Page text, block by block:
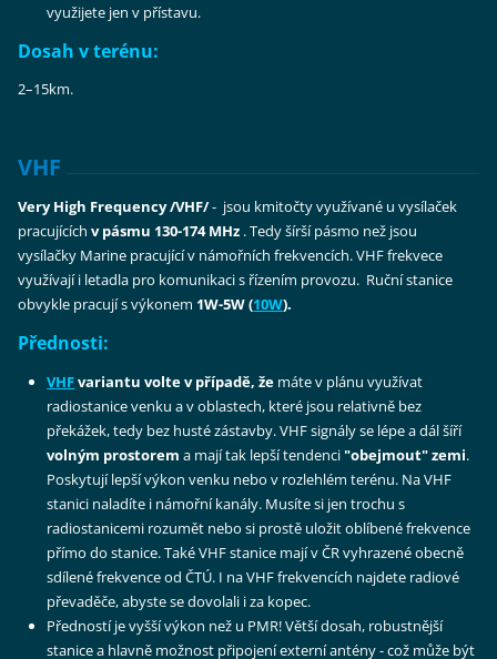
využijete jen v přístavu.
Dosah v terénu:
2–15km.
VHF
Very High Frequency /VHF/- jsou kmitočty využívané u vysílaček
pracujícíchv pásmu 130-174 MHz . Tedy šírší pásmo než jsou
vysílačky Marine pracující v námořních frekvencích. VHF frekvece
využívají i letadla pro komunikaci s řízením provozu. Ruční stanice
obvykle pracují s výkonem 1W-5W (10W).
Přednosti:
VHFvariantu volte v případě, že máte v plánu využívat
radiostanice venku a v oblastech, které jsou relativně bez
překážek, tedy bez husté zástavby.VHF signály se lépe a dál šíří
volným prostorem a mají tak lepší tendenci"obejmout" zemi.
Poskytují lepší výkon venku nebo v rozlehlém terénu. Na VHF
stanici naladíte i námořní kanály. Musíte si jen trochu s
radiostanicemi rozumět nebo si prostě uložit oblíbené frekvence
přímo do stanice. Také VHF stanice mají v ČR vyhrazené obecně
sdílené frekvence od ČTÚ. I na VHF frekvencích najdete radiové
převaděče, abyste se dovolali i za kopec.
Předností je vyšší výkon než u PMR! Větší dosah, robustnější
stanice a hlavně možnost připojení externí antény - což může být